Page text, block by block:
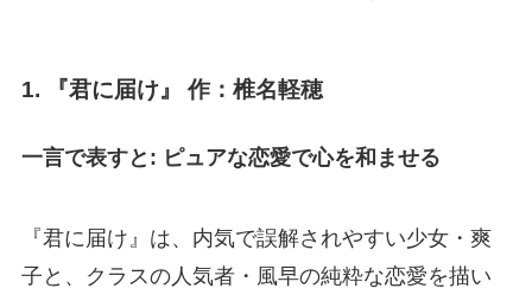
1. 『君に届け』 作：椎名軽穂
一言で表すと: ピュアな恋愛で心を和ませる
『君に届け』は、内気で誤解されやすい少女・爽
子と、クラスの人気者・風早の純粋な恋愛を描い